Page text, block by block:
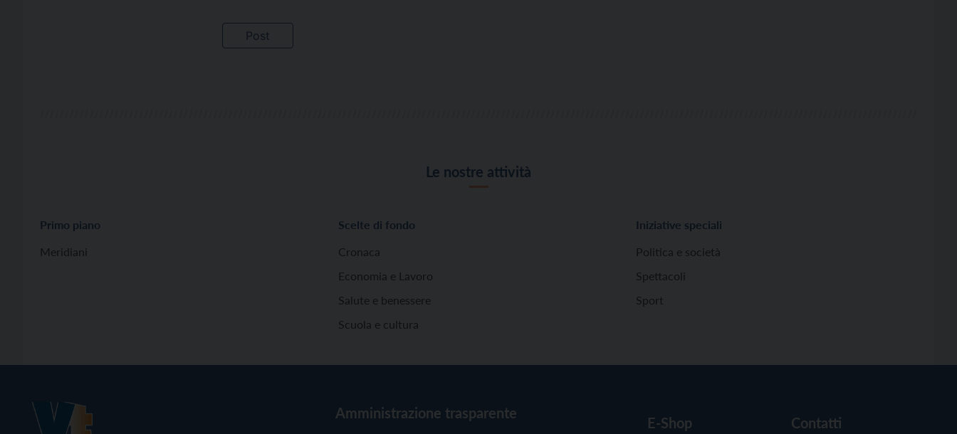
Le nostre attività
Primo piano
Meridiani
Scelte di fondo
Cronaca
Economia e Lavoro
Salute e benessere
Scuola e cultura
Iniziative speciali
Politica e società
Spettacoli
Sport
Amministrazione trasparente
E-Shop Contatti